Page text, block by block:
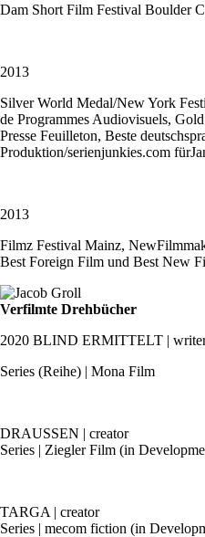
Dam Short Film Festival Boulder
2013
Silver World Medal/New York
de Programmes Audiovisuels,
Presse Feuilleton, Beste
Produktion/serienjunkies.com
2013
Filmz Festival Mainz,
Best Foreign Film und Best New
Verfilmte Drehbücher
2020 BLIND ERMITTELT |
Series (Reihe) | Mona Film
DRAUSSEN | creator
Series | Ziegler Film (in
TARGA | creator
Series | mecom fiction (in